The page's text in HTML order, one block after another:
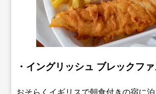
・イングリッシュ ブレックフ